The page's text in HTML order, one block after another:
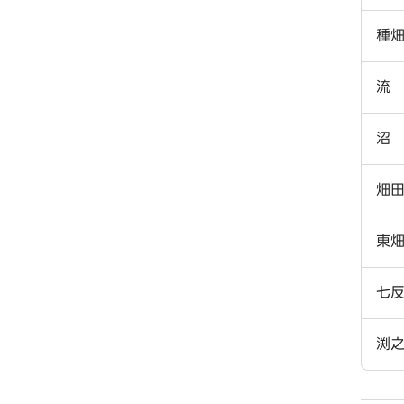
種畑
流
沼
畑田
東
七
渕